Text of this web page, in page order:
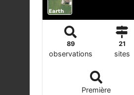
89
observations
21
sites
Première